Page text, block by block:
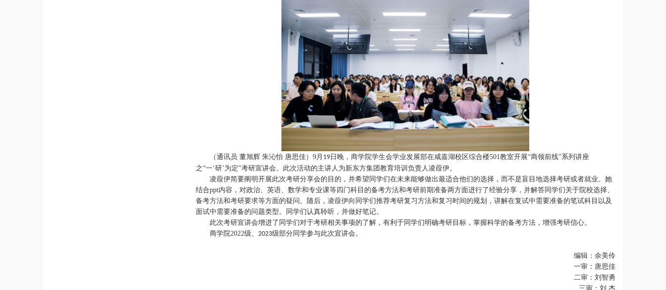
（通讯员 董旭辉 朱沁怡 唐思佳） 9月 19日晚，商学院学生会学业发展部在咸嘉湖校区综合楼501教室开展“商领前线”系列讲座
之“一‘研’为定”考研宣讲会。此次活动的主讲人为新东方集团教育培训负责人凌葭伊。
凌葭伊简要阐明开展此次考研分享会的目的，并希望同学们在未来能够做出最适合他们的选择，而不是盲目地选择考研或者就业。她
结合ppt内容，对政治、英语、数学和专业课等四门科目的备考方法和考研前期准备两方面进行了经验分享，并解答同学们关于院校选择、
备考方法和考研要求等方面的疑问。随后，凌葭伊向同学们推荐考研复习方法和复习时间的规划，讲解在复试中需要准备的笔试科目以及
面试中需要准备的问题类型。同学们认真聆听，并做好笔记。
此次考研宣讲会增进了同学们对于考研相关事项的了解，有利于同学们明确考研目标，掌握科学的备考方法，增强考研信心。
商学院2022级、 2023级部分同学参与此次宣讲会。
编辑：余美伶
一审：唐思佳
二审：刘智勇
三审：刘 杰